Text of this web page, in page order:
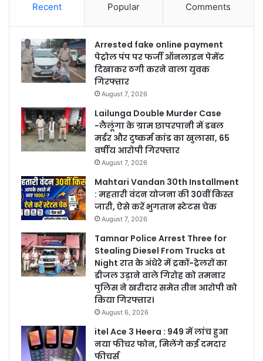
Recent Popular Comments
Arrested fake online payment
पेट्रोल पंप पर फर्जी ऑनलाइन पेमेंट
दिखाकर ठगी करने वाला युवक
गिरफ्तार
August 7, 2026
Lailunga Double Murder Case
-लैलूंगा के ग्राम छापरपानी में डबल
मर्डर और दुष्कर्म कांड का खुलासा, 65
वर्षीय आरोपी गिरफ्तार
August 7, 2026
Mahtari Vandan 30th Installment
: महतारी वंदन योजना की 30वीं किस्त
जारी, ऐसे करें भुगतान स्टेटस चेक
August 7, 2026
Tamnar Police Arrest Three for
Stealing Diesel From Trucks at
Night रात के अंधेरे में ट्रकों-ट्रेलरों का
डीजल उड़ाने वाले गिरोह को तमनार
पुलिस ने खरीदार समेत तीन आरोपी को
किया गिरफ्तार।
August 6, 2026
itel Ace 3 Heera : 949 में लांच हुआ
नया फीचर फोन, मिलेंगे कई दमदार
फीचर्स